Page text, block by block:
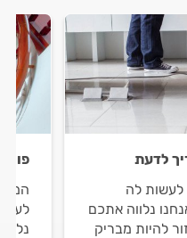
לדעת
לה
נלווה אתכם
להיות מבריק